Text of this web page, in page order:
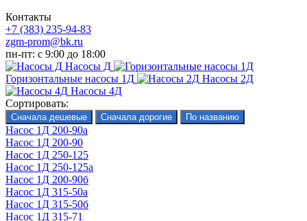
Контакты
+7 (383) 235-94-83
zgm-prom@bk.ru
пн-пт: с 9:00 до 18:00
Насосы Д
Горизонтальные насосы 1Д
Насосы 2Д
Насосы 4Д
Сортировать:
Насос 1Д 200-90а
Насос 1Д 200-90
Насос 1Д 250-125
Насос 1Д 250-125а
Насос 1Д 200-90б
Насос 1Д 315-50а
Насос 1Д 315-50б
Насос 1Д 315-71